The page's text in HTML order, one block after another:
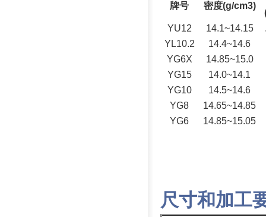
牌号 密度(g/cm3)
YU12
14.1~14.15
YL10.2
14.4~14.6
YG6X
14.85~15.0
YG15
14.0~14.1
YG10
14.5~14.6
YG8
14.65~14.85
YG6
14.85~15.05
尺寸和加工